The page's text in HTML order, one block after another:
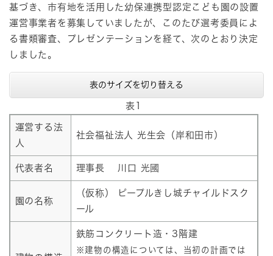
基づき、市有地を活用した幼保連携型認定こども園の設置
運営事業者を募集していましたが、このたび選考委員によ
る書類審査、プレゼンテーションを経て、次のとおり決定
しました。
表のサイズを切り替える
表1
運営する法
人
社会福祉法人 光生会（岸和田市）
代表者名 理事長 川口 光國
園の名称
（仮称） ピープルきし城チャイルドスク
ール
鉄筋コンクリート造・3階建
※建物の構造については、当初の計画では